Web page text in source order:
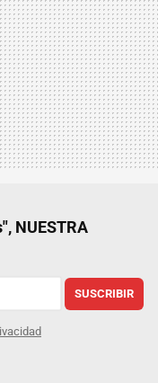
NUESTRA
SUSCRIBIR